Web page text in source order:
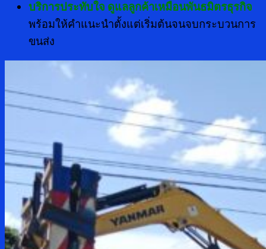
บริการประทับใจ ดูแลลูกค้าเหมือนพันธมิตรธุรกิจ
พร้อมให้คำแนะนำตั้งแต่เริ่มต้นจนจบกระบวนการ
ขนส่ง